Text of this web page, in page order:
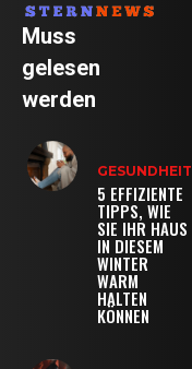
Muss
gelesen
werden
GESUNDHEIT
5 EFFIZIENTE
TIPPS, WIE
SIE IHR HAUS
IN DIESEM
WINTER
WARM
HALTEN
KÖNNEN